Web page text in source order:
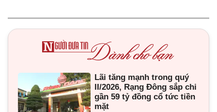
Lãi tăng mạnh trong quý
II/2026, Rạng Đông sắp chi
gần 59 tỷ đồng cổ tức tiền
mặt